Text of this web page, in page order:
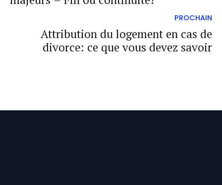
PROCHAIN
Attribution du logement en cas de
divorce: ce que vous devez savoir